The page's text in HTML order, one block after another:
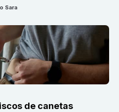
Sara
de canetas